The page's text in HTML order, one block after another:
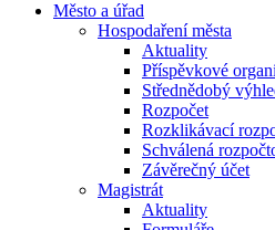
Město a úřad
Hospodaření města
Aktuality
Příspěvkové
Střednědobý
Rozpočet
Rozklikávací
Schválená
Závěrečný účet
Magistrát
Aktuality